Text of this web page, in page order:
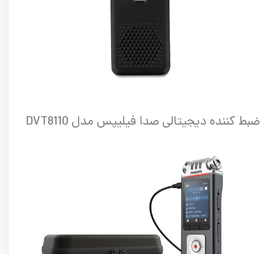
ضبط کننده دیجیتالی صدا فیلیپس مدل DVT8110